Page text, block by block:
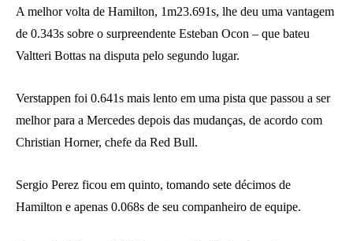
A melhor volta de Hamilton, 1m23.691s, lhe deu uma vantagem
de 0.343s sobre o surpreendente Esteban Ocon – que bateu
Valtteri Bottas na disputa pelo segundo lugar.
Verstappen foi 0.641s mais lento em uma pista que passou a ser
melhor para a Mercedes depois das mudanças, de acordo com
Christian Horner, chefe da Red Bull.
Sergio Perez ficou em quinto, tomando sete décimos de
Hamilton e apenas 0.068s de seu companheiro de equipe.